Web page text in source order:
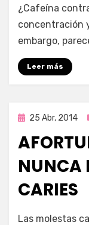
¿Cafeína
concentración
embargo,
Leer más
Publicada
25 Abr, 2014
NUNCA
CARIES
Enrique
Las molestas